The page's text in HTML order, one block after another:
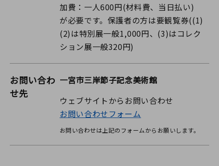
加費：一人600円(材料費、当日払い)
が必要です。保護者の方は要観覧券((1)
(2)は特別展一般1,000円、(3)はコレク
ション展一般320円)
お問い合わ
せ先
一宮市三岸節子記念美術館
ウェブサイトからお問い合わせ
お問い合わせフォーム
お問い合わせは上記のフォームからお願いします。